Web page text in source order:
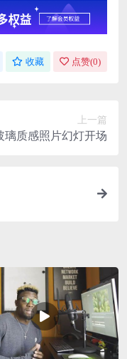
收藏 点赞(0)
上一篇
璃质感照片幻灯开场